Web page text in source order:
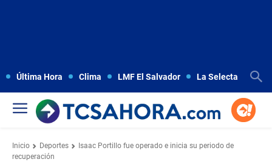
Última Hora Clima LMF El Salvador La Selecta
Inicio Deportes
Isaac Portillo fue operado e inicia su periodo de
recuperación